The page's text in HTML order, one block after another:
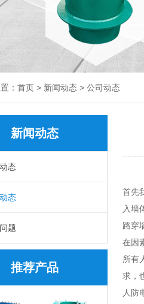
： 首页 > 新闻动态 > 公司动态
新闻动态
态
态
题
推荐产品
首先
入墙
路穿
在因
所有
求，
人防